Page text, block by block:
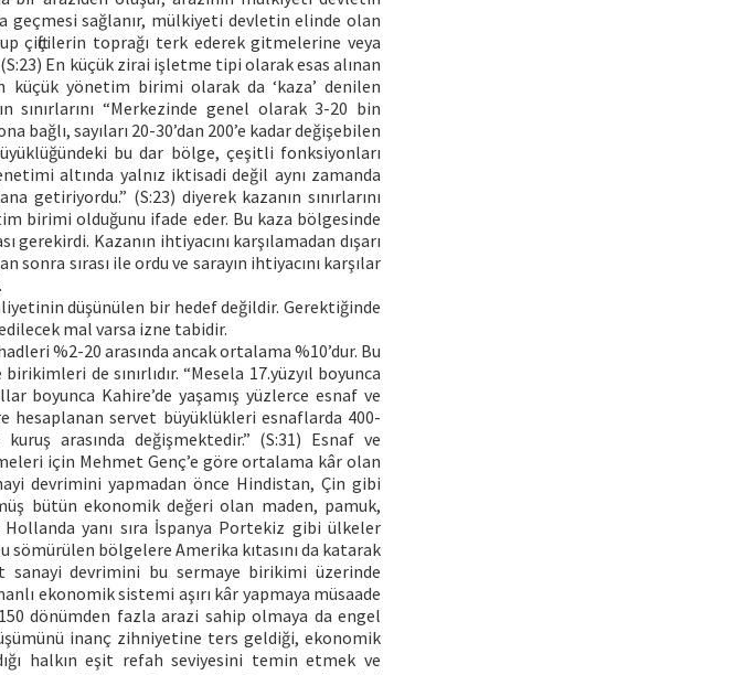
geçmesi sağlanır, mülkiyeti devletin elinde olan
çiftçilerin toprağı terk ederek gitmelerine veya
En küçük zirai işletme tipi olarak esas alınan
yönetim birimi olarak da ‘kaza’ denilen
sınırlarını “Merkezinde genel olarak 3-20 bin
bağlı, sayıları 20-30’dan 200’e kadar değişebilen
bu dar bölge, çeşitli fonksiyonları
altında yalnız iktisadi değil aynı zamanda
getiriyordu.” (S:23) diyerek kazanın sınırlarını
birimi olduğunu ifade eder. Bu kaza bölgesinde
Kazanın ihtiyacını karşılamadan dışarı
sonra sırası ile ordu ve sarayın ihtiyacını karşılar
düşünülen bir hedef değildir. Gerektiğinde
mal varsa izne tabidir.
%2-20 arasında ancak ortalama %10’dur. Bu
de sınırlıdır. “Mesela 17.yüzyıl boyunca
boyunca Kahire’de yaşamış yüzlerce esnaf ve
servet büyüklükleri esnaflarda 400-
arasında değişmektedir.” (S:31) Esnaf ve
için Mehmet Genç’e göre ortalama kâr olan
devrimini yapmadan önce Hindistan, Çin gibi
bütün ekonomik değeri olan maden, pamuk,
yanı sıra İspanya Portekiz gibi ülkeler
sömürülen bölgelere Amerika kıtasını da katarak
devrimini bu sermaye birikimi üzerinde
ekonomik sistemi aşırı kâr yapmaya müsaade
dönümden fazla arazi sahip olmaya da engel
inanç zihniyetine ters geldiği, ekonomik
halkın eşit refah seviyesini temin etmek ve